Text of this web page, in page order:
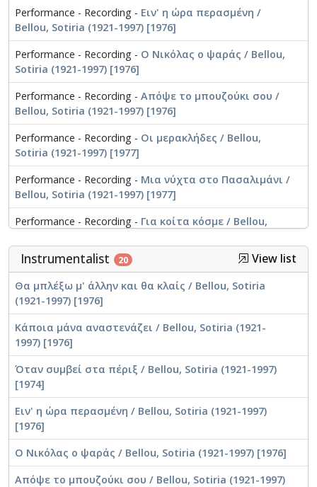
Performance - Recording - Ειν' η ώρα περασμένη /
Bellou, Sotiria (1921-1997) [1976]
Performance - Recording - Ο Νικόλας ο ψαράς / Bellou,
Sotiria (1921-1997) [1976]
Performance - Recording - Απόψε το μπουζούκι σου /
Bellou, Sotiria (1921-1997) [1976]
Performance - Recording - Οι μερακλήδες / Bellou,
Sotiria (1921-1997) [1977]
Performance - Recording - Μια νύχτα στο Πασαλιμάνι /
Bellou, Sotiria (1921-1997) [1977]
Performance - Recording - Για κοίτα κόσμε / Bellou,
Instrumentalist 20 View list
Θα μπλέξω μ' άλλην και θα κλαίς / Bellou, Sotiria
(1921-1997) [1976]
Κάποια μάνα αναστενάζει / Bellou, Sotiria (1921-
1997) [1976]
Όταν συμβεί στα πέριξ / Bellou, Sotiria (1921-1997)
[1974]
Ειν' η ώρα περασμένη / Bellou, Sotiria (1921-1997)
[1976]
Ο Νικόλας ο ψαράς / Bellou, Sotiria (1921-1997) [1976]
Απόψε το μπουζούκι σου / Bellou, Sotiria (1921-1997)